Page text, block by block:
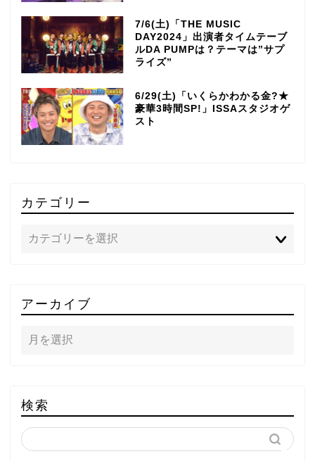
7/6(土)「THE MUSIC
DAY2024」出演者タイムテーブ
ルDA PUMPは？テーマは”サプ
ライズ”
6/29(土)「いくらかわかる金?★
豪華3時間SP!」ISSAスタジオゲ
スト
カテゴリー
アーカイブ
検索
～DA PUMP YORIの晴れ
ばれラジオ～